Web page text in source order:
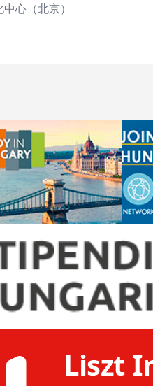
心（北京）